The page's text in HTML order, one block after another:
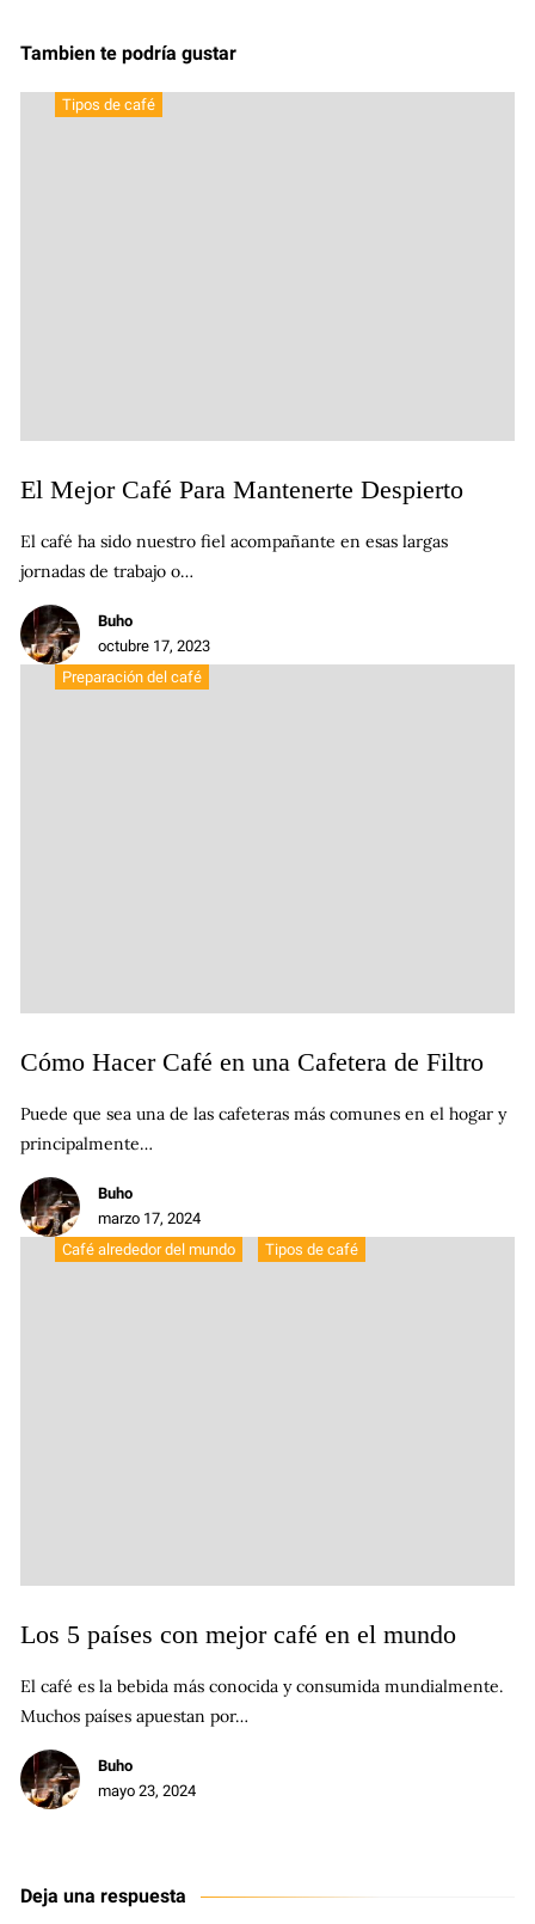
Tambien te podría gustar
Tipos de café
El Mejor Café Para Mantenerte Despierto
El café ha sido nuestro fiel acompañante en esas largas
jornadas de trabajo o…
Buho
octubre 17, 2023
Preparación del café
Cómo Hacer Café en una Cafetera de Filtro
Puede que sea una de las cafeteras más comunes en el hogar y
principalmente…
Buho
marzo 17, 2024
Café alrededor del mundo
Tipos de café
Los 5 países con mejor café en el mundo
El café es la bebida más conocida y consumida mundialmente.
Muchos países apuestan por…
Buho
mayo 23, 2024
Deja una respuesta